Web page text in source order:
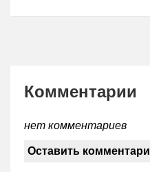
Комментарии
нет комментариев
Оставить